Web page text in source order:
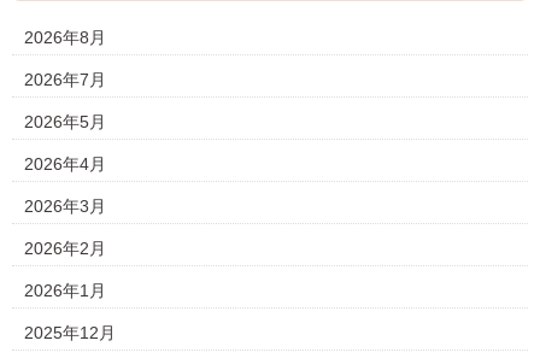
2026年8月
2026年7月
2026年5月
2026年4月
2026年3月
2026年2月
2026年1月
2025年12月